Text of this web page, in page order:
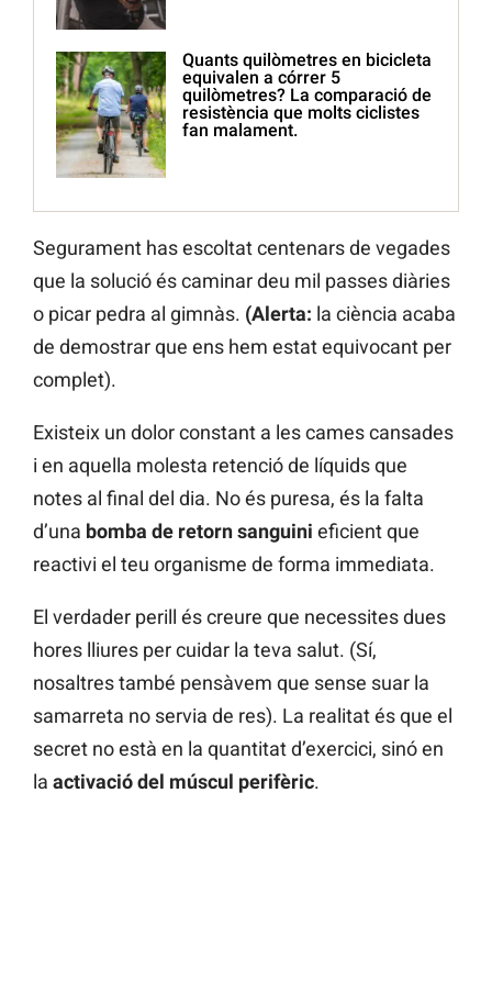
Quants quilòmetres en bicicleta
equivalen a córrer 5
quilòmetres? La comparació de
resistència que molts ciclistes
fan malament.
Segurament has escoltat centenars de vegades
que la solució és caminar deu mil passes diàries
o picar pedra al gimnàs. (Alerta: la ciència acaba
de demostrar que ens hem estat equivocant per
complet).
Existeix un dolor constant a les cames cansades
i en aquella molesta retenció de líquids que
notes al final del dia. No és puresa, és la falta
d’una bomba de retorn sanguini eficient que
reactivi el teu organisme de forma immediata.
El verdader perill és creure que necessites dues
hores lliures per cuidar la teva salut. (Sí,
nosaltres també pensàvem que sense suar la
samarreta no servia de res). La realitat és que el
secret no està en la quantitat d’exercici, sinó en
la activació del múscul perifèric.